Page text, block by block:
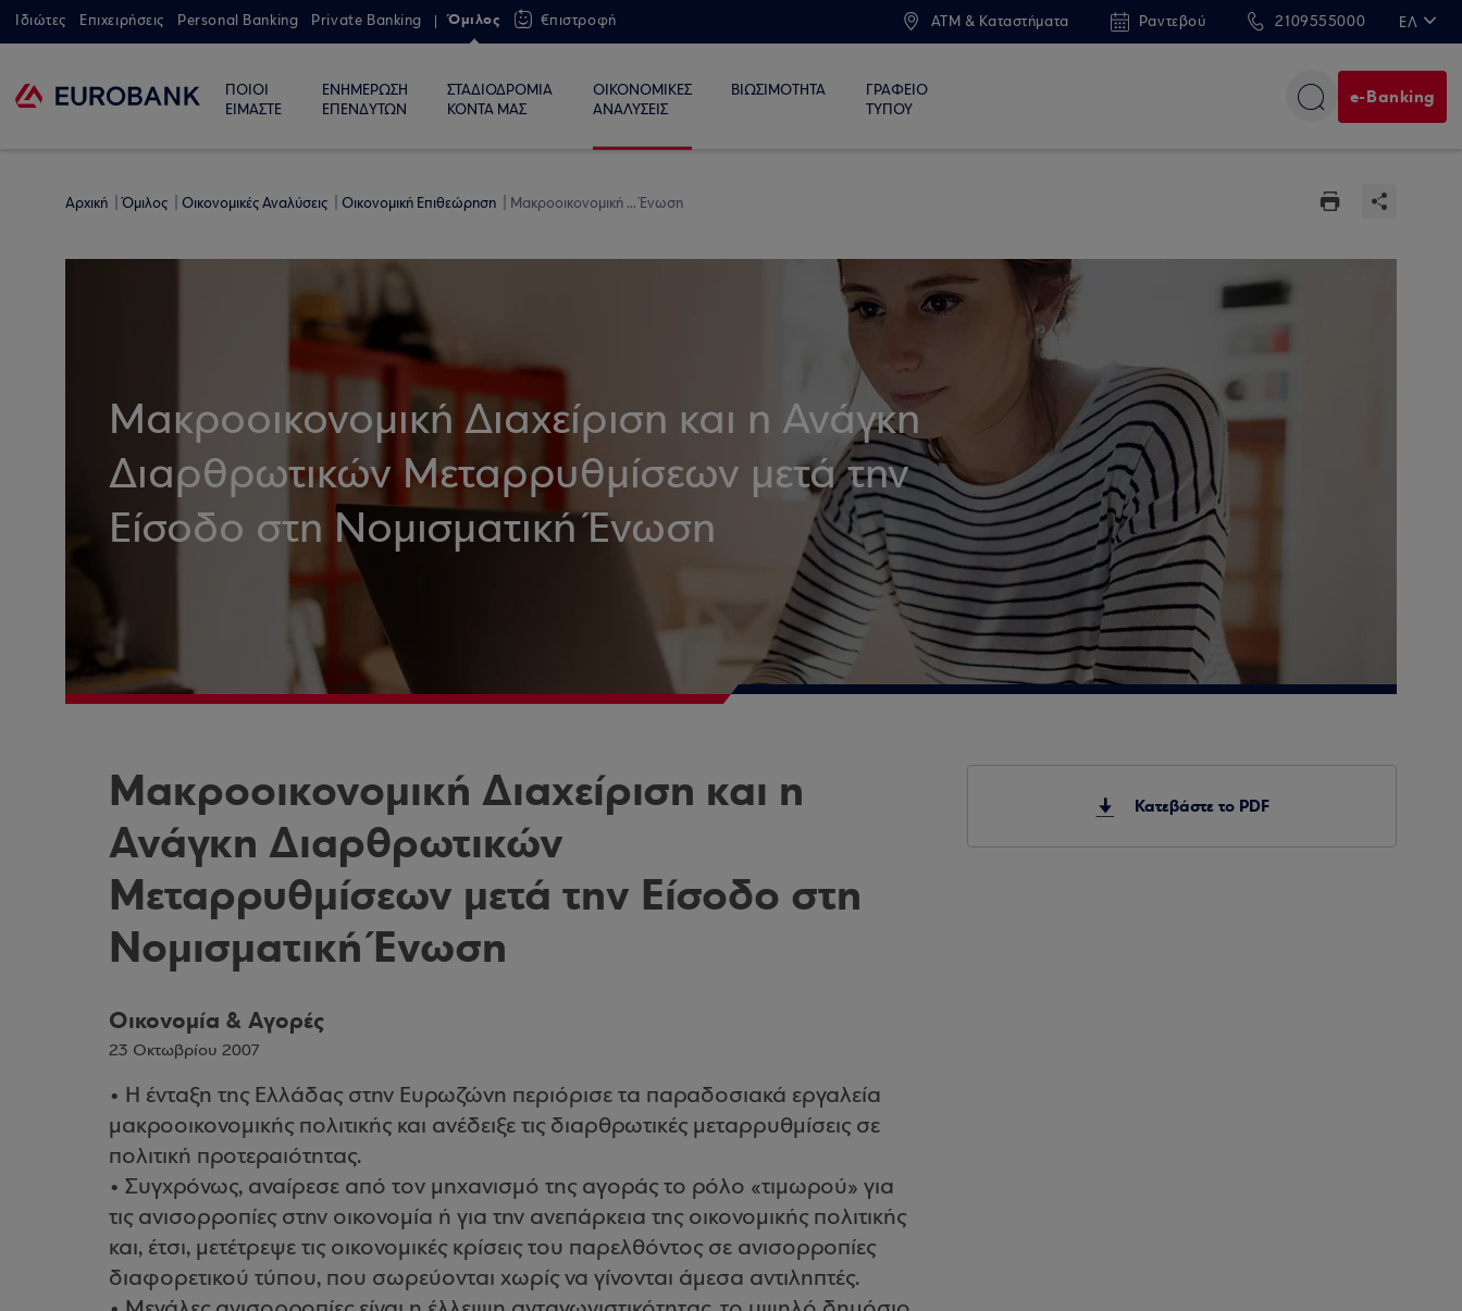
Ιδιώτες Επιχειρήσεις Personal Banking Private Banking Όμιλος €πιστροφή ATM & Καταστήματα Ραντεβού 2109555000 ΕΛ
ΠΟΙΟΙ
ΕΙΜΑΣΤΕ
ΕΝΗΜΕΡΩΣΗ
ΕΠΕΝΔΥΤΩΝ
ΣΤΑΔΙΟΔΡΟΜΙΑ
ΚΟΝΤΑ ΜΑΣ
ΟΙΚΟΝΟΜΙΚΕΣ
ΑΝΑΛΥΣΕΙΣ
ΒΙΩΣΙΜΟΤΗΤΑ
ΓΡΑΦΕΙΟ
ΤΥΠΟΥ
e-Banking
Αρχική Όμιλος Οικονομικές Αναλύσεις Οικονομική Επιθεώρηση Μακροοικονομική ... Ένωση
Μακροοικονομική Διαχείριση και η Ανάγκη
Διαρθρωτικών Μεταρρυθμίσεων μετά την
Είσοδο στη Νομισματική Ένωση
Μακροοικονομική Διαχείριση και η
Ανάγκη Διαρθρωτικών
Μεταρρυθμίσεων μετά την Είσοδο στη
Νομισματική Ένωση
Οικονομία & Αγορές
23 Οκτωβρίου 2007
• Η ένταξη της Ελλάδας στην Ευρωζώνη περιόρισε τα παραδοσιακά εργαλεία
μακροοικονομικής πολιτικής και ανέδειξε τις διαρθρωτικές μεταρρυθμίσεις σε
πολιτική προτεραιότητας.
• Συγχρόνως, αναίρεσε από τον μηχανισμό της αγοράς το ρόλο «τιμωρού» για
τις ανισορροπίες στην οικονομία ή για την ανεπάρκεια της οικονομικής πολιτικής
και, έτσι, μετέτρεψε τις οικονομικές κρίσεις του παρελθόντος σε ανισορροπίες
διαφορετικού τύπου, που σωρεύονται χωρίς να γίνονται άμεσα αντιληπτές.
Κατεβάστε το PDF